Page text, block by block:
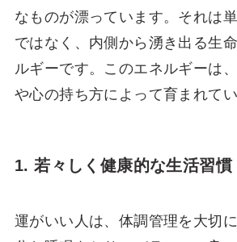
なものが漂っています。それは
ではなく、内側から湧き出る生
ルギーです。このエネルギーは
や心の持ち方によって育まれてい
1. 若々しく健康的な生活習慣
運がいい人は、体調管理を大切